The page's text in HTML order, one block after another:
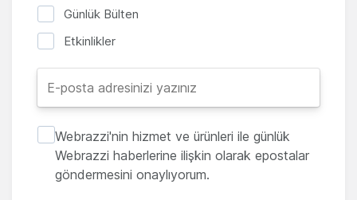
Günlük Bülten
Etkinlikler
Webrazzi'nin hizmet ve ürünleri ile günlük
Webrazzi haberlerine ilişkin olarak epostalar
göndermesini onaylıyorum.